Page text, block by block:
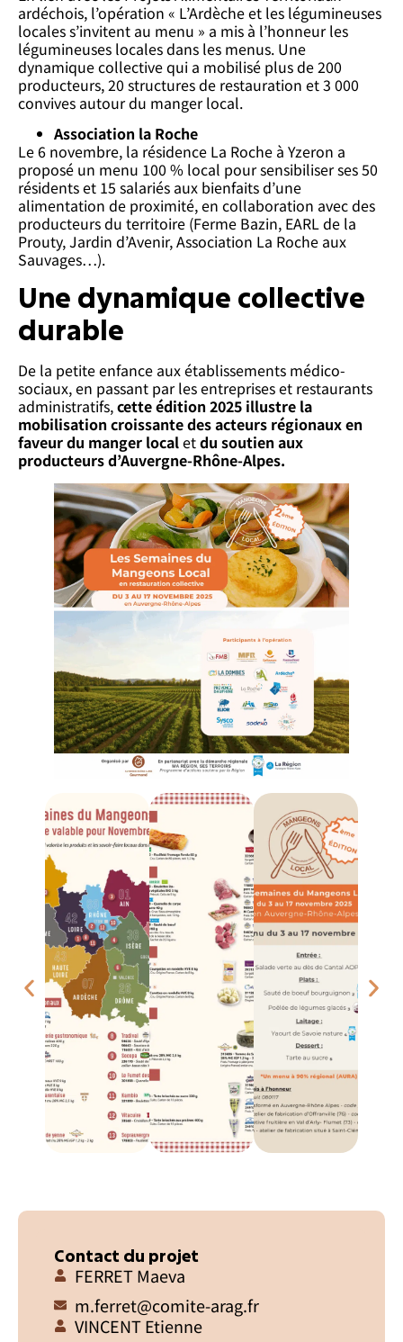
ardéchois, l’opération « L’Ardèche et les légumineuses
locales s’invitent au menu » a mis à l’honneur les
légumineuses locales dans les menus. Une
dynamique collective qui a mobilisé plus de 200
producteurs, 20 structures de restauration et 3 000
convives autour du manger local.
Association la Roche
Le 6 novembre, la résidence La Roche à Yzeron a
proposé un menu 100 % local pour sensibiliser ses 50
résidents et 15 salariés aux bienfaits d’une
alimentation de proximité, en collaboration avec des
producteurs du territoire (Ferme Bazin, EARL de la
Prouty, Jardin d’Avenir, Association La Roche aux
Sauvages…).
Une dynamique collective
durable
De la petite enfance aux établissements médico-
sociaux, en passant par les entreprises et restaurants
administratifs,cette édition 2025 illustre la
mobilisation croissante des acteurs régionaux en
faveur du manger localetdu soutien aux
producteurs d’Auvergne-Rhône-Alpes.
Contact du projet
FERRET Maeva
m.ferret@comite-arag.fr
VINCENT Etienne